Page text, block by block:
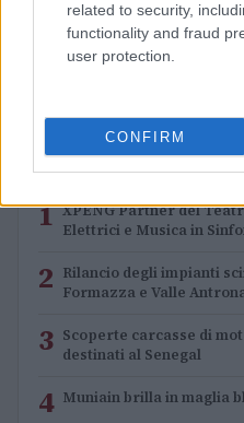
related to security,
functionality and fraud
user protection.
CONFIRM
Impostazioni telefono e
attenzione sana
Francesca Lombardi · 1 Ago 2026
PIÙ LETTI
1 XPENG Partner del
Elettrici e Musica in
2 Rilancio degli impianti
Formazza e Valle
3 Scoperte carcasse di
destinati al Senegal
4 Muniain brilla in maglia